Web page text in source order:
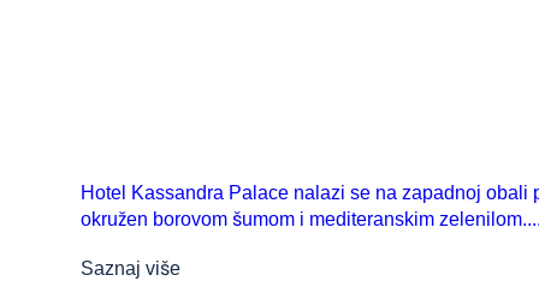
Hotel Kassandra Palace nalazi se na zapadnoj
okružen borovom šumom i mediteranskim
Saznaj više